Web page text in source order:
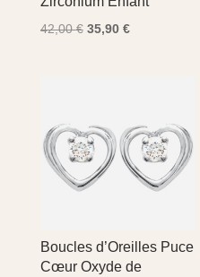
42,00€ Le
35,90 €Le
Boucles d’Oreilles Puce
Cœur Oxyde de